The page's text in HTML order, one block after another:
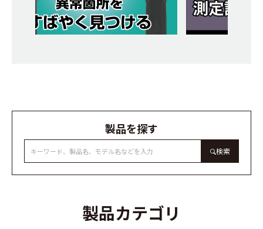
製品を探す
検索
製品カテゴリ